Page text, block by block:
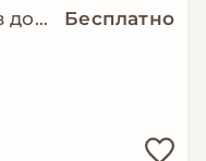
Ніжна і лагідна кішечка в добрі руки! Бесплатно